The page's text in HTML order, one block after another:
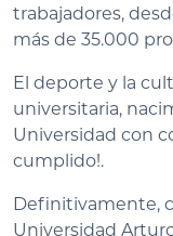
trabajadores,
más de 35.000
El deporte y la
universitaria,
Universidad con
cumplido!.
Definitivamente,
Universidad